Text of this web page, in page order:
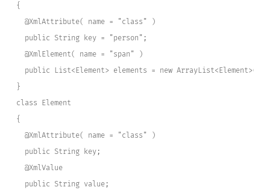
{
  @XmlAttribute( name = "class" )
  public String key = "person";
  @XmlElement( name = "span" )
  public List<Element> elements = new ArrayList<Element>();
}
class Element
{
  @XmlAttribute( name = "class" )
  public String key;
  @XmlValue
  public String value;